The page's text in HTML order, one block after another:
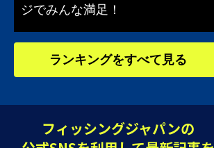
ジでみんな満足！
ランキングをすべて見る
フィッシングジャパンの